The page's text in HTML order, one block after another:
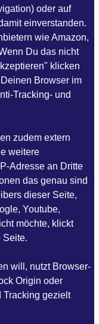
oder auf
einverstanden.
wie Amazon,
Du das nicht
klicken
Browser im
Tracking- und
zudem extern
weitere
Adresse an Dritte
das genau sind
dieser Seite,
Youtube,
möchte, klickt
Seite.
will, nutzt Browser-
Origin oder
Tracking gezielt